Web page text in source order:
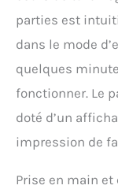
parties est
dans le mode
quelques
fonctionner. Le
doté d’un
impression de
Prise en main